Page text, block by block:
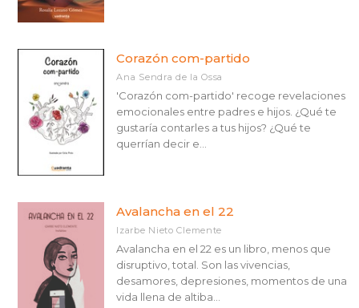
Corazón com-partido
Ana Sendra de la Ossa
'Corazón com-partido' recoge revelaciones
emocionales entre padres e hijos. ¿Qué te
gustaría contarles a tus hijos? ¿Qué te
querrían decir e...
Avalancha en el 22
Izarbe Nieto Clemente
Avalancha en el 22 es un libro, menos que
disruptivo, total. Son las vivencias,
desamores, depresiones, momentos de una
vida llena de altiba...